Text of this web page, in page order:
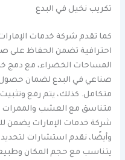
تكريب نخيل في البدع
كما تقدم شركة خدمات
احترافية تضمن الحفاظ على
المساحات الخضراء، مع دمج
صناعي في البدع لضمان
متكامل. كذلك، يتم رفع
متناسق مع العشب والممرات
شركة خدمات الإمارات يضمن
وأيضًا، نقدم استشارات
يتناسب مع حجم المكان